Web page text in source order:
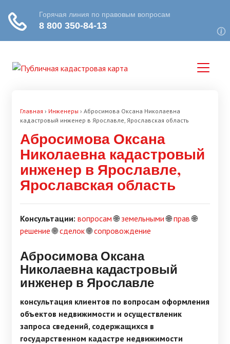
Главная › Инженеры › Абросимова Оксана Николаевна
кадастровый инженер в Ярославле, Ярославская область
Абросимова Оксана
Николаевна кадастровый
инженер в Ярославле,
Ярославская область
Консультации: вопросам🌐земельными🌐прав🌐
решение🌐сделок🌐сопровождение
Абросимова Оксана
Николаевна кадастровый
инженер в Ярославле
консультация клиентов по вопросам оформления
объектов недвижимости и осуществленик
запроса сведений, содержащихся в
государственном кадастре недвижимости